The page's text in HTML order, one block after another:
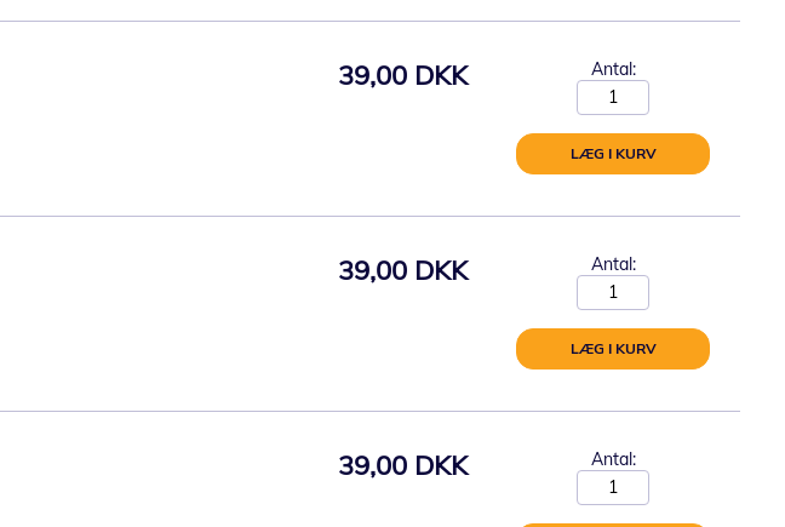
39,00 DKK Antal:
LÆG I KURV
39,00 DKK Antal:
LÆG I KURV
39,00 DKK Antal: